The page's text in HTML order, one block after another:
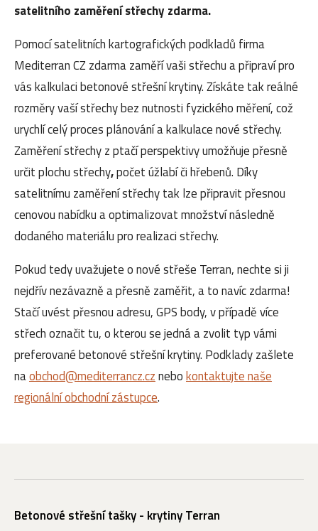
satelitního zaměření střechy zdarma.
Pomocí satelitních kartografických podkladů firma
Mediterran CZ zdarma zaměří vaši střechu a připraví pro
vás kalkulaci betonové střešní krytiny. Získáte tak reálné
rozměry vaší střechy bez nutnosti fyzického měření, což
urychlí celý proces plánování a kalkulace nové střechy.
Zaměření střechy z ptačí perspektivy umožňuje přesně
určit plochu střechy,počet úžlabí či hřebenů. Díky
satelitnímu zaměření střechy tak lze připravit přesnou
cenovou nabídku a optimalizovat množství následně
dodaného materiálu pro realizaci střechy.
Pokud tedy uvažujete o nové střeše Terran, nechte si ji
nejdřív nezávazně a přesně zaměřit, a to navíc zdarma!
Stačí uvést přesnou adresu, GPS body, v případě více
střech označit tu, o kterou se jedná a zvolit typ vámi
preferované betonové střešní krytiny. Podklady zašlete
naobchod@mediterrancz.cznebokontaktujte naše
regionální obchodní zástupce.
Betonové střešní tašky - krytiny Terran